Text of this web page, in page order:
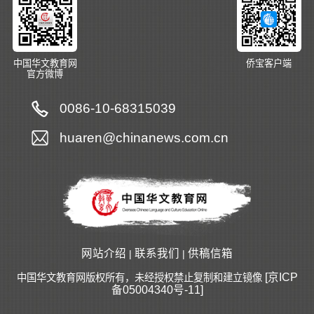
中国华文教育网
官方微博
侨宝客户端
0086-10-68315039
huaren@chinanews.com.cn
网站介绍 | 联系我们 | 供稿信箱
中国华文教育网版权所有，未经授权禁止复制和建立镜像 [京ICP
备05004340号-11]